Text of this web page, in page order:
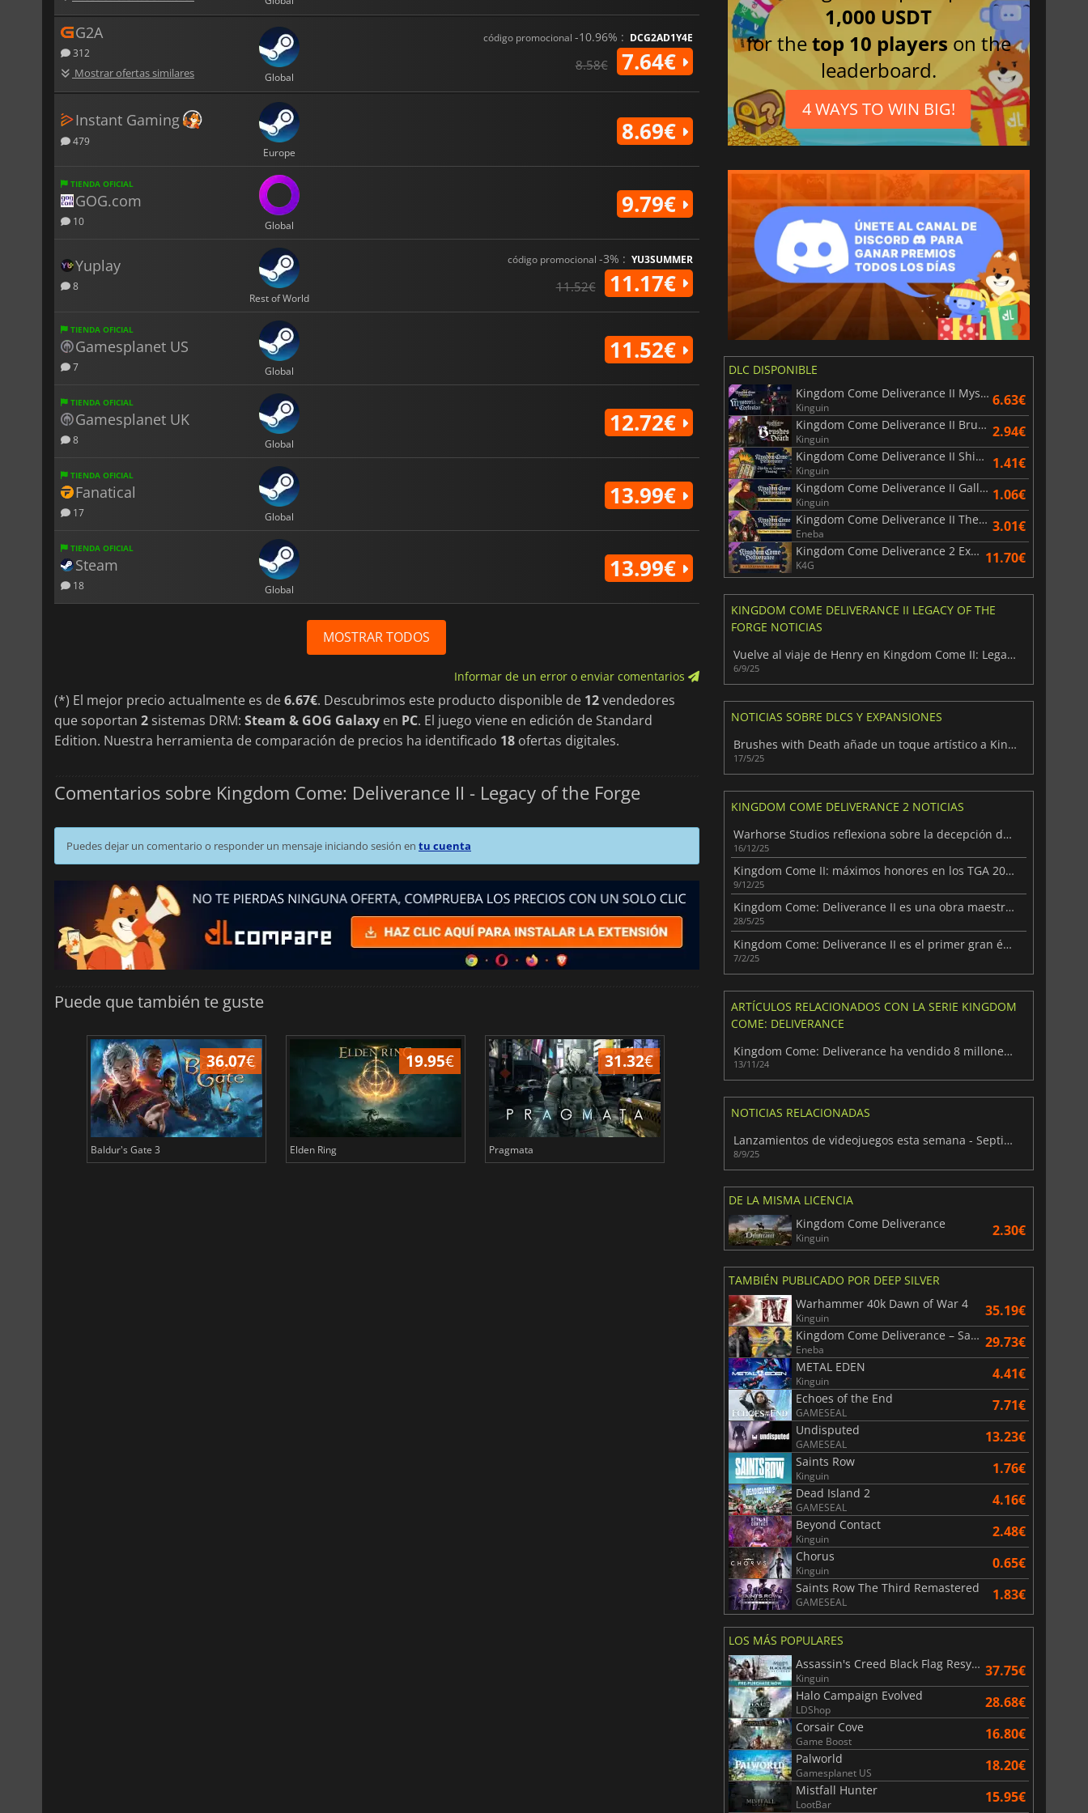
G2A
312
Mostrar ofertas similares Global
código promocional -10.96% : DCG2AD1Y4E
8.58€ 7.64€
Instant Gaming
479
Europe
8.69€
TIENDA OFICIAL
GOG.com
10 Global
9.79€
Yuplay
8
Rest of World
código promocional -3% : YU3SUMMER
11.52€ 11.17€
TIENDA OFICIAL
Gamesplanet US
7 Global
11.52€
TIENDA OFICIAL
Gamesplanet UK
8 Global
12.72€
TIENDA OFICIAL
Fanatical
17 Global
13.99€
TIENDA OFICIAL
Steam
18 Global
13.99€
MOSTRAR TODOS
Informar de un error o enviar comentarios
(*) El mejor precio actualmente es de6.67€. Descubrimos este producto disponible de 12vendedores
que soportan 2 sistemas DRM: Steam & GOG Galaxy en PC. El juego viene en edición de Standard
Edition. Nuestra herramienta de comparación de precios ha identificado 18 ofertas digitales.
Comentarios sobre Kingdom Come: Deliverance II - Legacy of the Forge
Puedes dejar un comentario o responder un mensaje iniciando sesión en tu cuenta
Puede que también te guste
36.07€
Baldur's Gate 3
19.95€
Elden Ring
31.32€
Pragmata
6.75€
Total War WARHAMMER 3
15.48
1,000 USDT
for thetop 10 players on the
leaderboard.
4 WAYS TO WIN BIG!
DLC DISPONIBLE
Kingdom Come Deliverance II Mysteria Ecclesiae
Kinguin 6.63€
Kingdom Come Deliverance II Brushes with Death
Kinguin 2.94€
Kingdom Come Deliverance II Shields of Seasons Passing
Kinguin 1.41€
Kingdom Come Deliverance II Gallant Huntsman’s Kit
Kinguin 1.06€
Kingdom Come Deliverance II The Lion’s Crest
Eneba 3.01€
Kingdom Come Deliverance 2 Expansion Pass
K4G 11.70€
KINGDOM COME DELIVERANCE II LEGACY OF THE
FORGE NOTICIAS
Vuelve al viaje de Henry en Kingdom Come II: Legacy of the Forge
6/9/25
NOTICIAS SOBRE DLCS Y EXPANSIONES
Brushes with Death añade un toque artístico a Kingdom Come: Deliverance II
17/5/25
KINGDOM COME DELIVERANCE 2 NOTICIAS
Warhorse Studios reflexiona sobre la decepción de TGA 2025
16/12/25
Kingdom Come II: máximos honores en los TGA 2025
9/12/25
Kingdom Come: Deliverance II es una obra maestra medieval
28/5/25
Kingdom Come: Deliverance II es el primer gran éxito del año
7/2/25
ARTÍCULOS RELACIONADOS CON LA SERIE KINGDOM
COME: DELIVERANCE
Kingdom Come: Deliverance ha vendido 8 millones de copias
13/11/24
NOTICIAS RELACIONADAS
Lanzamientos de videojuegos esta semana - Septiembre 2025 (Semana 37)
8/9/25
DE LA MISMA LICENCIA
Kingdom Come Deliverance
Kinguin 2.30€
TAMBIÉN PUBLICADO POR DEEP SILVER
Warhammer 40k Dawn of War 4
Kinguin 35.19€
Kingdom Come Deliverance – Saga Bundle
Eneba 29.73€
METAL EDEN
Kinguin 4.41€
Echoes of the End
GAMESEAL 7.71€
Undisputed
GAMESEAL 13.23€
Saints Row
Kinguin 1.76€
Dead Island 2
GAMESEAL 4.16€
Beyond Contact
Kinguin 2.48€
Chorus
Kinguin 0.65€
Saints Row The Third Remastered
GAMESEAL 1.83€
LOS MÁS POPULARES
Assassin's Creed Black Flag Resynced
Kinguin 37.75€
Halo Campaign Evolved
LDShop 28.68€
Corsair Cove
Game Boost 16.80€
Palworld
Gamesplanet US 18.20€
Mistfall Hunter
LootBar 15.95€